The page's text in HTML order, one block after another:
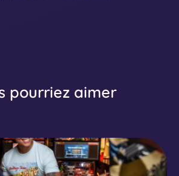
pourriez aimer